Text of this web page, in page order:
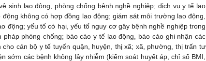
sinh lao động, phòng chống bệnh nghề nghiệp; dịch vụ y tế lao
không có hợp đồng lao động; giám sát môi trường lao động,
động; yếu tố có hại, yếu tố nguy cơ gây bệnh nghề nghiệp trong
phòng chống; báo cáo y tế lao động, báo cáo ghi nhận các
cán bộ y tế tuyến quận, huyện, thị xã; xã, phường, thị trấn tư
sớm các bệnh không lây nhiễm (kiểm soát huyết áp, chỉ số BMI,